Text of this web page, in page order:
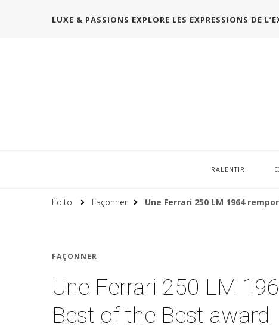
LUXE & PASSIONS EXPLORE LES EXPRESSIONS DE
RALENTIR
Édito Façonner Une Ferrari 250 LM 1964
FAÇONNER
Une Ferrari 250 LM
Best of the Best award